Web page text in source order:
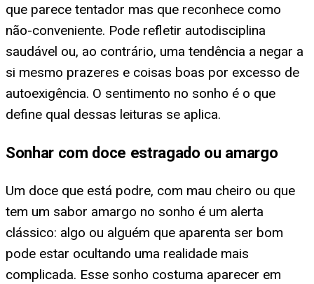
que parece tentador mas que reconhece como
não-conveniente. Pode refletir autodisciplina
saudável ou, ao contrário, uma tendência a negar a
si mesmo prazeres e coisas boas por excesso de
autoexigência. O sentimento no sonho é o que
define qual dessas leituras se aplica.
Sonhar com doce estragado ou amargo
Um doce que está podre, com mau cheiro ou que
tem um sabor amargo no sonho é um alerta
clássico: algo ou alguém que aparenta ser bom
pode estar ocultando uma realidade mais
complicada. Esse sonho costuma aparecer em